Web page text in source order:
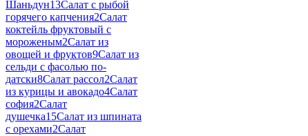
Шаньдун13Салат с рыбой
горячего капчения2Салат
коктейль фруктовый с
мороженым2Салат из
овощей и фруктов9Салат из
сельди с фасолью по-
датски8Салат рассол2Салат
из курицы и авокадо4Салат
софия2Салат
душечка15Салат из шпината
с орехами2Салат